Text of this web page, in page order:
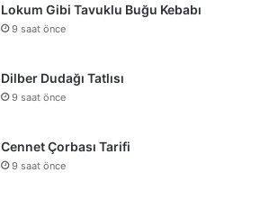
Lokum Gibi Tavuklu Buğu Kebabı
9 saat önce
Dilber Dudağı Tatlısı
9 saat önce
Cennet Çorbası Tarifi
9 saat önce